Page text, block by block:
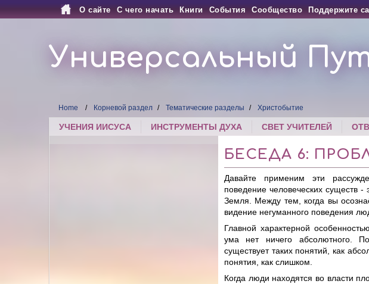
О сайте С чего начать Книги События Сообщество Поддержите
Универсальный
Home Корневой раздел Тематические разделы Христобытие
УЧЕНИЯ ИИСУСА ИНСТРУМЕНТЫ ДУХА СВЕТ УЧИТЕЛЕЙ
БЕСЕДА 6:
Давайте применим эти
поведение человеческих существ
Земля. Между тем, когда вы
видение негуманного поведения
Главной характерной
ума нет ничего абсолютного.
существует таких понятий, как
понятия, как слишком.
Когда люди находятся во власти